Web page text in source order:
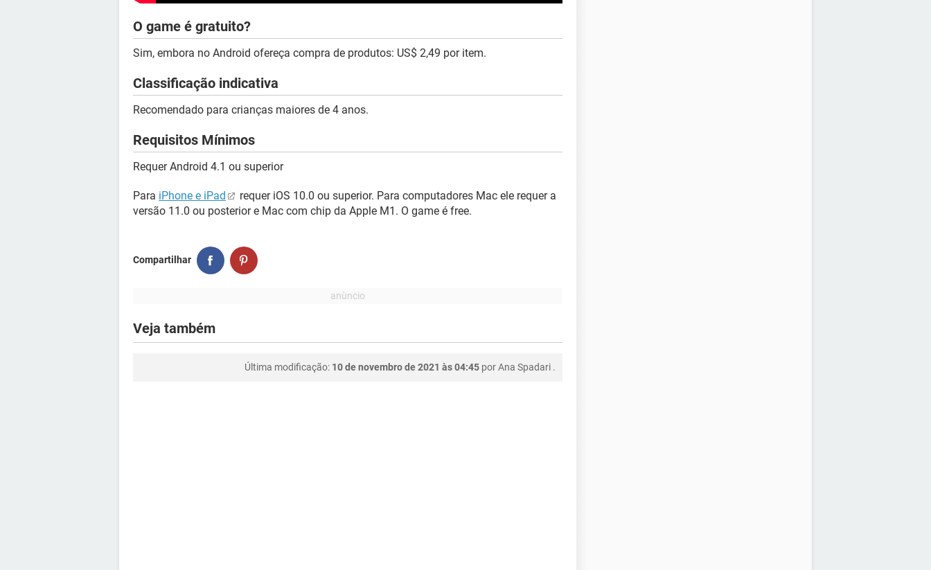
O game é gratuito?
Sim, embora no Android ofereça compra de produtos: US$ 2,49 por item.
Classificação indicativa
Recomendado para crianças maiores de 4 anos.
Requisitos Mínimos
Requer Android 4.1 ou superior
Para iPhone e iPad
requer iOS 10.0 ou superior. Para computadores Mac ele requer a
versão 11.0 ou posterior e Mac com chip da Apple M1. O game é free.
Compartilhar
Veja também
Última modificação: 10 de novembro de 2021 às 04:45 porAna Spadari .